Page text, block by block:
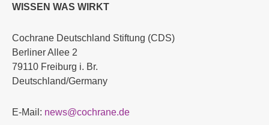
WISSEN WAS WIRKT
Cochrane Deutschland Stiftung (CDS)
Berliner Allee 2
79110 Freiburg i. Br.
Deutschland/Germany
E-Mail: news@cochrane.de